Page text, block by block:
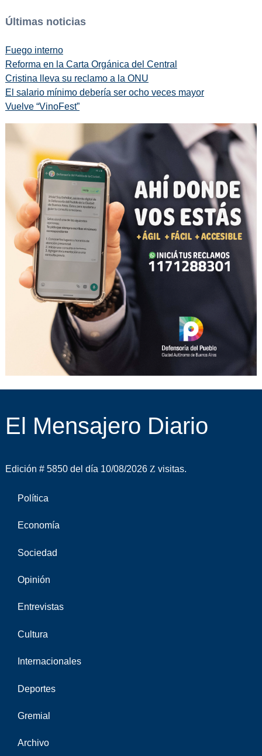
Últimas noticias
Fuego interno
Reforma en la Carta Orgánica del Central
Cristina lleva su reclamo a la ONU
El salario mínimo debería ser ocho veces mayor
Vuelve “VinoFest”
El Mensajero Diario
Edición # 5850 del día 10/08/2026 visitas.
Política
Economía
Sociedad
Opinión
Entrevistas
Cultura
Internacionales
Deportes
Gremial
Archivo